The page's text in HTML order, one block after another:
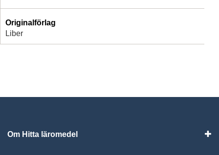
Originalförlag
Liber
Om Hitta läromedel